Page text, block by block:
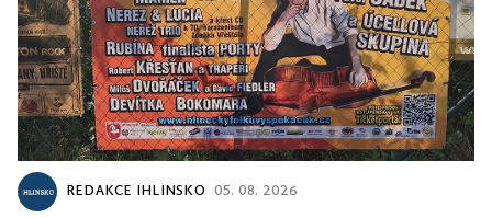
REDAKCE IHLINSKO 05. 08. 2026